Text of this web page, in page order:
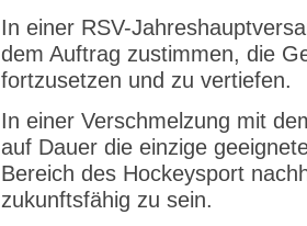
In einer RSV-
dem Auftrag zustimmen, die
fortzusetzen und zu vertiefen.
In einer Verschmelzung mit
auf Dauer die einzige
Bereich des Hockeysport
zukunftsfähig zu sein.